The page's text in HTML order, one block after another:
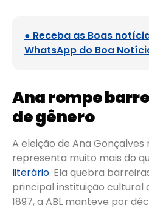
● Receba as Boas
WhatsApp do Boa
Ana rompe
de gênero
A eleição de Ana
representa muito mais do
literário. Ela quebra
principal instituição cultural
1897, a ABL manteve por